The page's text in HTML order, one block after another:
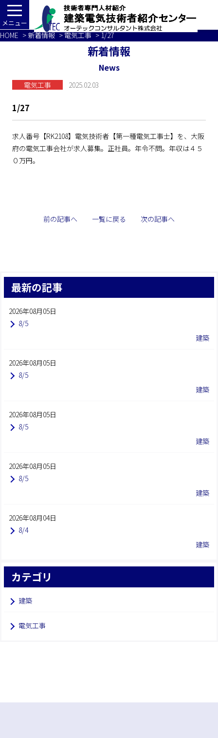
メニュー
HOME > 新着情報 >電気工事 > 1/27
新着情報
News
電気工事 2025.02.03
1/27
求人番号【RK2108】電気技術者【第一種電気工事士】を、大阪
府の電気工事会社が求人募集。正社員。年令不問。年収は４５
０万円。
前の記事へ 一覧に戻る 次の記事へ
最新の記事
2026年08月05日
8/5
建築
2026年08月05日
8/5
建築
2026年08月05日
8/5
建築
2026年08月05日
8/5
建築
2026年08月04日
8/4
建築
カテゴリ
建築
電気工事